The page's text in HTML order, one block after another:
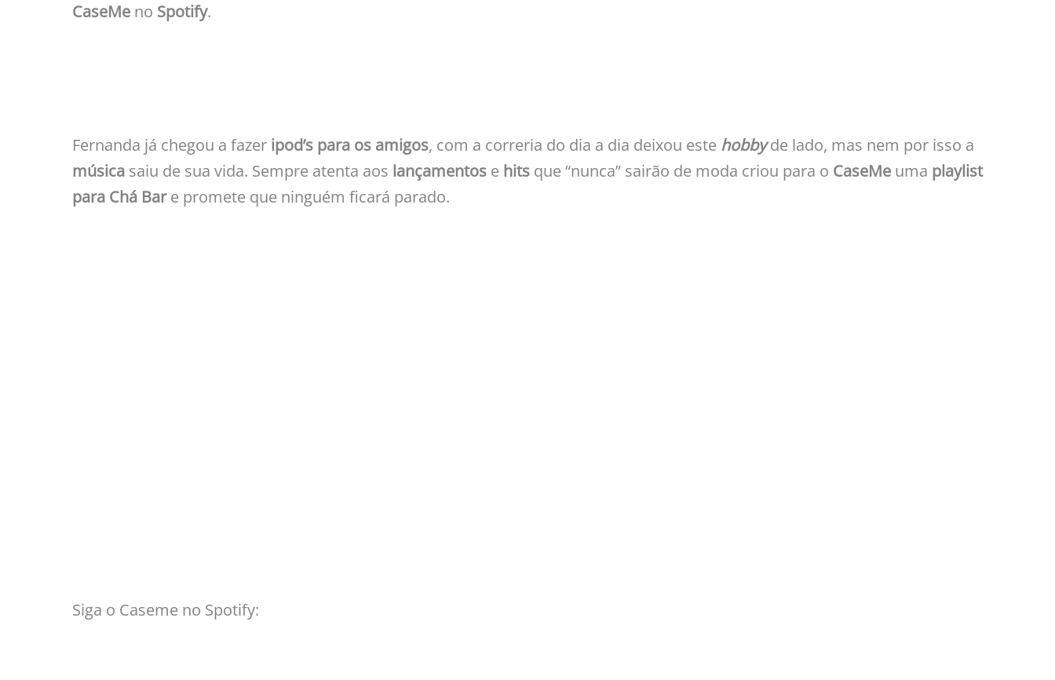
CaseMe no Spotify.
Fernanda já chegou a fazer ipod’s para os amigos, com a correria do dia a dia deixou este hobby de lado, mas nem por isso a
música saiu de sua vida. Sempre atenta aos lançamentos e hits que “nunca” sairão de moda criou para o CaseMe uma playlist
para Chá Bare promete que ninguém ficará parado.
Siga o Caseme no Spotify: